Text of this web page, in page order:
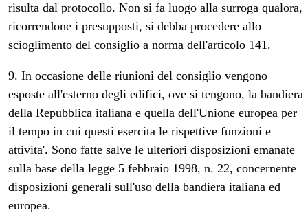
risulta dal protocollo. Non si fa luogo alla surroga qualora,
ricorrendone i presupposti, si debba procedere allo
scioglimento del consiglio a norma dell'articolo 141.
9. In occasione delle riunioni del consiglio vengono
esposte all'esterno degli edifici, ove si tengono, la bandiera
della Repubblica italiana e quella dell'Unione europea per
il tempo in cui questi esercita le rispettive funzioni e
attivita'. Sono fatte salve le ulteriori disposizioni emanate
sulla base della legge 5 febbraio 1998, n. 22, concernente
disposizioni generali sull'uso della bandiera italiana ed
europea.